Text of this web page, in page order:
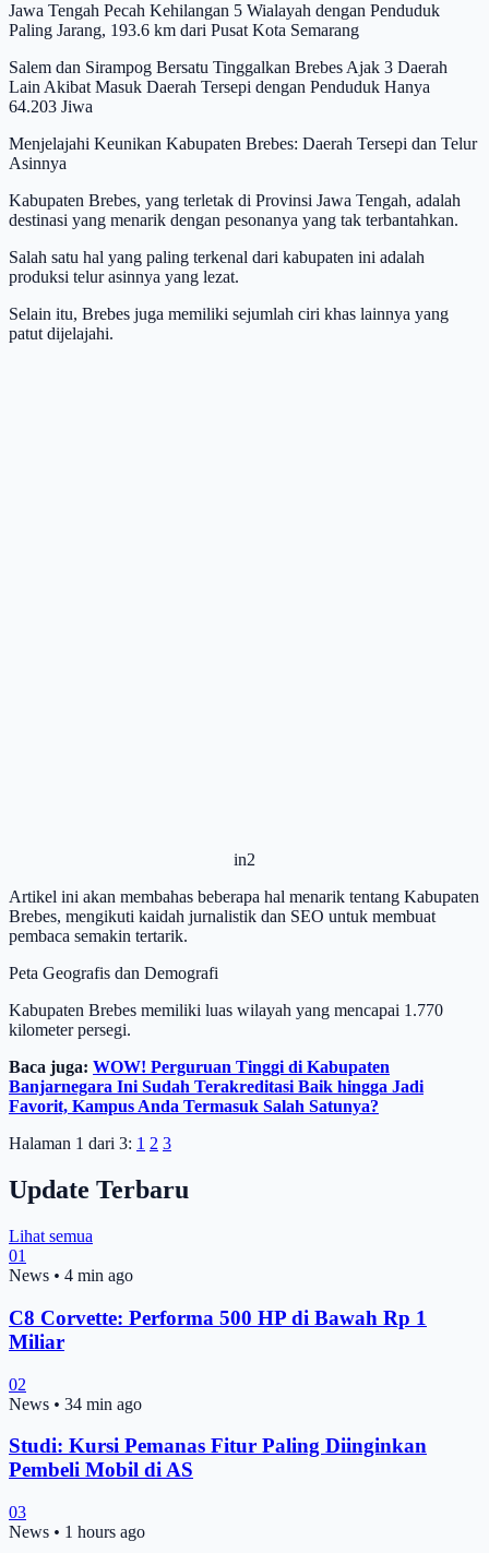
Jawa Tengah Pecah Kehilangan 5 Wialayah dengan Penduduk
Paling Jarang, 193.6 km dari Pusat Kota Semarang
Salem dan Sirampog Bersatu Tinggalkan Brebes Ajak 3 Daerah
Lain Akibat Masuk Daerah Tersepi dengan Penduduk Hanya
64.203 Jiwa
Menjelajahi Keunikan Kabupaten Brebes: Daerah Tersepi dan Telur
Asinnya
Kabupaten Brebes, yang terletak di Provinsi Jawa Tengah, adalah
destinasi yang menarik dengan pesonanya yang tak terbantahkan.
Salah satu hal yang paling terkenal dari kabupaten ini adalah
produksi telur asinnya yang lezat.
Selain itu, Brebes juga memiliki sejumlah ciri khas lainnya yang
patut dijelajahi.
in2
Artikel ini akan membahas beberapa hal menarik tentang Kabupaten
Brebes, mengikuti kaidah jurnalistik dan SEO untuk membuat
pembaca semakin tertarik.
Peta Geografis dan Demografi
Kabupaten Brebes memiliki luas wilayah yang mencapai 1.770
kilometer persegi.
Baca juga: WOW! Perguruan Tinggi di Kabupaten
Banjarnegara Ini Sudah Terakreditasi Baik hingga Jadi
Favorit, Kampus Anda Termasuk Salah Satunya?
Halaman 1 dari 3: 1 2 3
Update Terbaru
Lihat semua
01
News • 4 min ago
C8 Corvette: Performa 500 HP di Bawah Rp 1
Miliar
02
News • 34 min ago
Studi: Kursi Pemanas Fitur Paling Diinginkan
Pembeli Mobil di AS
03
News • 1 hours ago